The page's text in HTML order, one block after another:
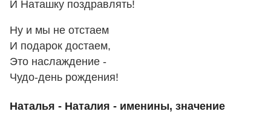
И Наташку поздравлять!
Ну и мы не отстаем
И подарок достаем,
Это наслаждение -
Чудо-день рождения!
Наталья - Наталия - именины, значение